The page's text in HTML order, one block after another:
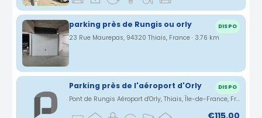
parking près de Rungis ou orly DISPO
23 Rue Maurepas, 94320 Thiais, France · 3.76 km
Parking près de l'aéroport d'Orly DISPO
Pont de Rungis Aéroport d'Orly, Thiais, Île-de-France, France · 3.8 km
€115.00